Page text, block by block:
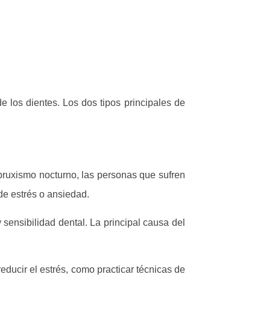
los dientes. Los dos tipos principales de
nocturno, las personas que sufren
estrés o ansiedad.
dental. La principal causa del
el estrés, como practicar técnicas de